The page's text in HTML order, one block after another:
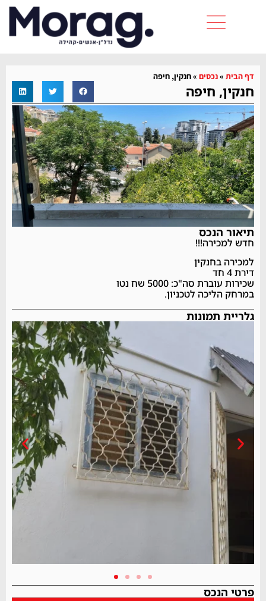
דף הבית »נכסים »חנקין, חיפה
חנקין, חיפה
תיאור הנכס
חדש למכירה!!!
למכירה בחנקין
דירת 4 חד
שכירות עוברת סה"כ: 5000 שח נטו
במרחק הליכה לטכניון.
גלריית תמונות
פרטי הנכס